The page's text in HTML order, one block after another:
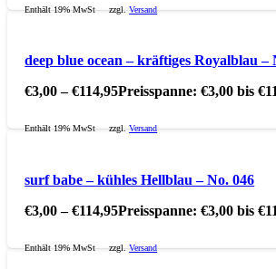
Enthält 19% MwSt zzgl.Versand
deep blue ocean – kräftiges Royalblau –
€3,00 –€114,95Preisspanne: €3,00 bis
Enthält 19% MwSt zzgl.Versand
surf babe – kühles Hellblau – No. 046
€3,00 –€114,95Preisspanne: €3,00 bis
Enthält 19% MwSt zzgl.Versand